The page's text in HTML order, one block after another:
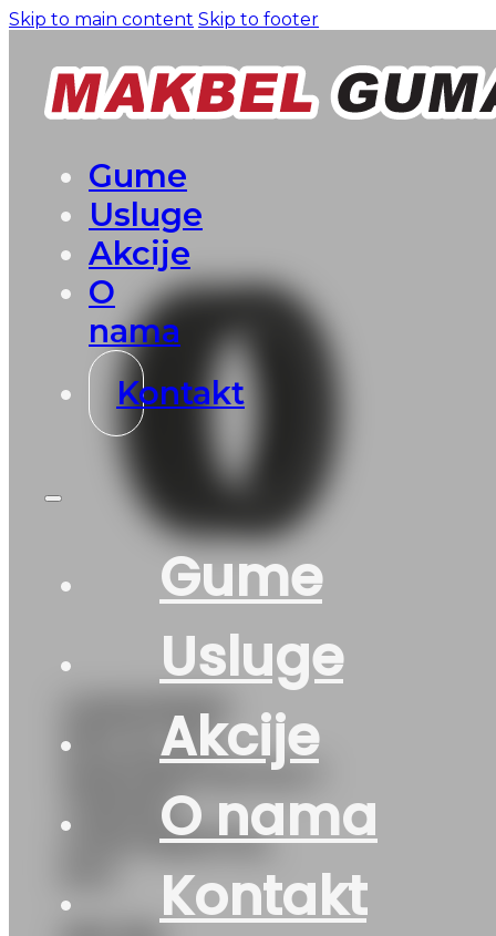
Skip to main content Skip to footer
Gume
Usluge
Akcije
O
nama
Kontakt
Gume
Usluge
Akcije
O nama
Kontakt
G205/55R19
97H XL FR
WINTERCONTACT
TS870P
CONTINENTAL